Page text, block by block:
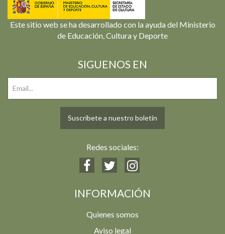
Este sitio web se ha desarrollado con la ayuda del Ministerio
de Educación, Cultura y Deporte
SIGUENOS EN
Suscríbete a nuestro boletín
Redes sociales:
INFORMACIÓN
Quienes somos
Aviso legal